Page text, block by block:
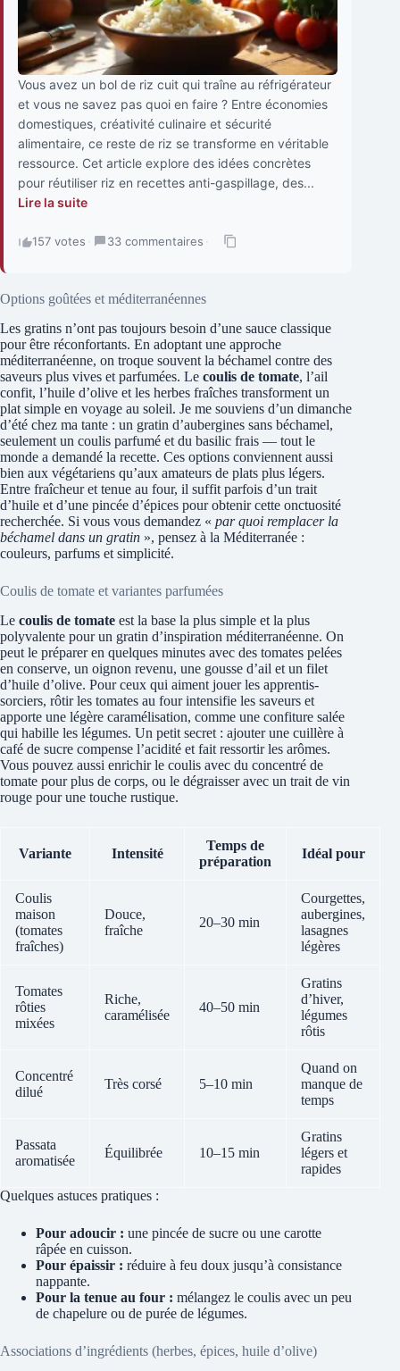
Vous avez un bol de riz cuit qui traîne au réfrigérateur
et vous ne savez pas quoi en faire ? Entre économies
domestiques, créativité culinaire et sécurité
alimentaire, ce reste de riz se transforme en véritable
ressource. Cet article explore des idées concrètes
pour réutiliser riz en recettes anti-gaspillage, des...
Lire la suite
157 votes · 33 commentaires ·
Options goûtées et méditerranéennes
Les gratins n’ont pas toujours besoin d’une sauce classique
pour être réconfortants. En adoptant une approche
méditerranéenne, on troque souvent la béchamel contre des
saveurs plus vives et parfumées. Le coulis de tomate, l’ail
confit, l’huile d’olive et les herbes fraîches transforment un
plat simple en voyage au soleil. Je me souviens d’un dimanche
d’été chez ma tante : un gratin d’aubergines sans béchamel,
seulement un coulis parfumé et du basilic frais — tout le
monde a demandé la recette. Ces options conviennent aussi
bien aux végétariens qu’aux amateurs de plats plus légers.
Entre fraîcheur et tenue au four, il suffit parfois d’un trait
d’huile et d’une pincée d’épices pour obtenir cette onctuosité
recherchée. Si vous vous demandez « par quoi remplacer la
béchamel dans un gratin », pensez à la Méditerranée :
couleurs, parfums et simplicité.
Coulis de tomate et variantes parfumées
Le coulis de tomate est la base la plus simple et la plus
polyvalente pour un gratin d’inspiration méditerranéenne. On
peut le préparer en quelques minutes avec des tomates pelées
en conserve, un oignon revenu, une gousse d’ail et un filet
d’huile d’olive. Pour ceux qui aiment jouer les apprentis-
sorciers, rôtir les tomates au four intensifie les saveurs et
apporte une légère caramélisation, comme une confiture salée
qui habille les légumes. Un petit secret : ajouter une cuillère à
café de sucre compense l’acidité et fait ressortir les arômes.
Vous pouvez aussi enrichir le coulis avec du concentré de
tomate pour plus de corps, ou le dégraisser avec un trait de vin
rouge pour une touche rustique.
Variante Intensité
Temps de
préparation
Idéal pour
Coulis
maison
(tomates
fraîches)
Douce,
fraîche
20–30 min
Courgettes,
aubergines,
lasagnes
légères
Tomates
rôties
mixées
Riche,
caramélisée
40–50 min
Gratins
d’hiver,
légumes
rôtis
Concentré
dilué
Très corsé 5–10 min
Quand on
manque de
temps
Passata
aromatisée
Équilibrée 10–15 min
Gratins
légers et
rapides
Quelques astuces pratiques :
Pour adoucir : une pincée de sucre ou une carotte
râpée en cuisson.
Pour épaissir : réduire à feu doux jusqu’à consistance
nappante.
Pour la tenue au four : mélangez le coulis avec un peu
de chapelure ou de purée de légumes.
Associations d’ingrédients (herbes, épices, huile d’olive)